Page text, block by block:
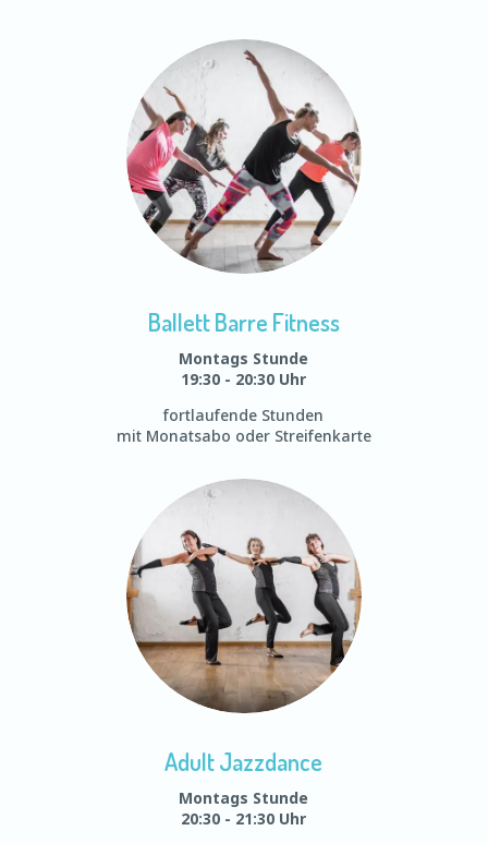
Ballett Barre Fitness
Montags Stunde
19:30 - 20:30 Uhr
fortlaufende Stunden
mit Monatsabo oder Streifenkarte
Adult Jazzdance
Montags Stunde
20:30 - 21:30 Uhr